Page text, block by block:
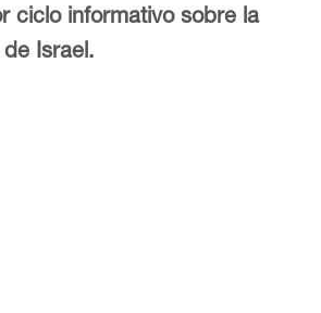
ciclo informativo sobre la
Israel.